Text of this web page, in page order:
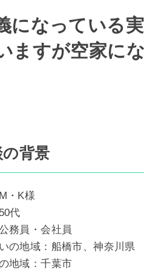
になっている
ますが空家に
の背景
・K様
代
務員・会社員
の地域：船橋市、神奈川県
地域：千葉市